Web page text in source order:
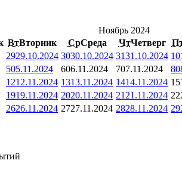
Ноябрь 2024
ВтВторник СрСреда ЧтЧетверг
2929.10.2024 3030.10.2024 3131.10.2024 1
505.11.2024 606.11.2024 707.11.2024 8
1212.11.2024 1313.11.2024 1414.11.2024 15
1919.11.2024 2020.11.2024 21 21.11.2024 22
2626.11.2024 2727.11.2024 2828.11.2024 29